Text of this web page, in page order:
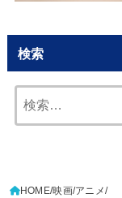
検索
HOME 映画 アニメ